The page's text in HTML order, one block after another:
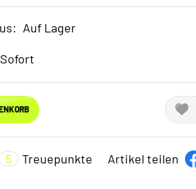
Auf Lager
Sofort
5 Treuepunkte Artikel teilen